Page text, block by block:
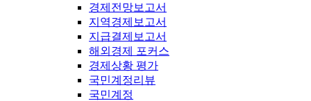
경제전망보고서
지역경제보고서
지급결제보고서
해외경제 포커스
경제상황 평가
국민계정리뷰
국민계정